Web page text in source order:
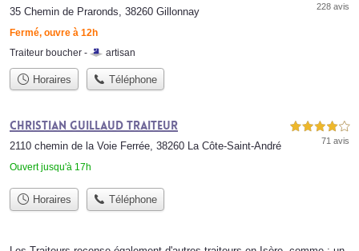
35 Chemin de Praronds, 38260 Gillonnay
Fermé, ouvre à 12h
228 avis
Traiteur boucher - artisan
Horaires Téléphone
Christian Guillaud Traiteur
2110 chemin de la Voie Ferrée, 38260 La Côte-Saint-André
Ouvert jusqu'à 17h
4,0 étoiles sur 5
71 avis
Horaires Téléphone